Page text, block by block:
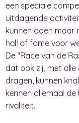
een speciale
uitdagende
kunnen doen maar
hall of fame voor
De "Race van de
dat ook zij, met
dragen, kunnen
kennen allemaal
rivaliteit.